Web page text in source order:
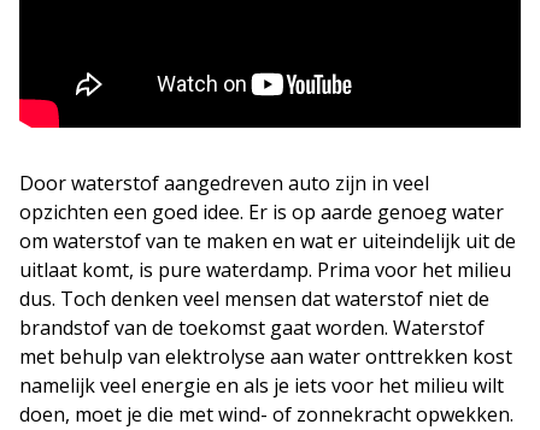
Door waterstof aangedreven auto zijn in veel
opzichten een goed idee. Er is op aarde genoeg water
om waterstof van te maken en wat er uiteindelijk uit de
uitlaat komt, is pure waterdamp. Prima voor het milieu
dus. Toch denken veel mensen dat waterstof niet de
brandstof van de toekomst gaat worden. Waterstof
met behulp van elektrolyse aan water onttrekken kost
namelijk veel energie en als je iets voor het milieu wilt
doen, moet je die met wind- of zonnekracht opwekken.